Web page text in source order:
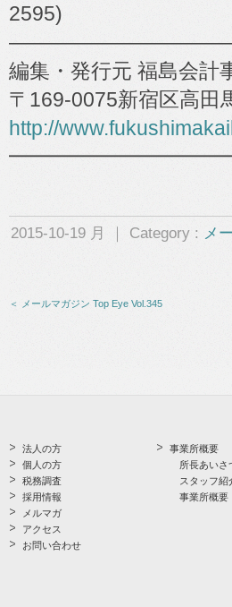
2595)
編集・発行元 福島会計
〒169-0075新宿区高田
http://
━━━━━━━━━━━━
2015-10-19 月 ｜ Category : メ
＜ メールマガジン Top Eye Vol.345
法人の方
個人の方
税務調査
採用情報
メルマガ
アクセス
お問い合わせ
事業所概要
所長あいさ
スタッフ紹
事業所概要